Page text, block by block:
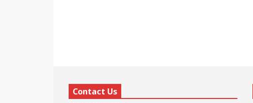
Contact Us